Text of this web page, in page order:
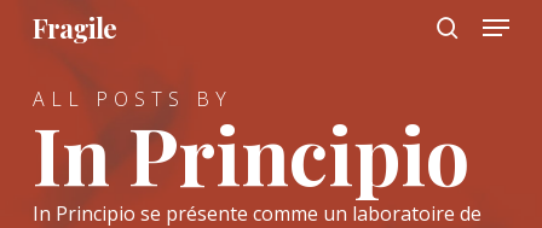
Skip
content
Fragile Menu
ALL POSTS BY
In Principio
In Principio se présente comme un laboratoire de